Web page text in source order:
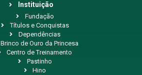
Instituição
Fundação
Títulos e Conquistas
Dependências
Brinco de Ouro da Princesa
Centro de Treinamento
Pastinho
Hino